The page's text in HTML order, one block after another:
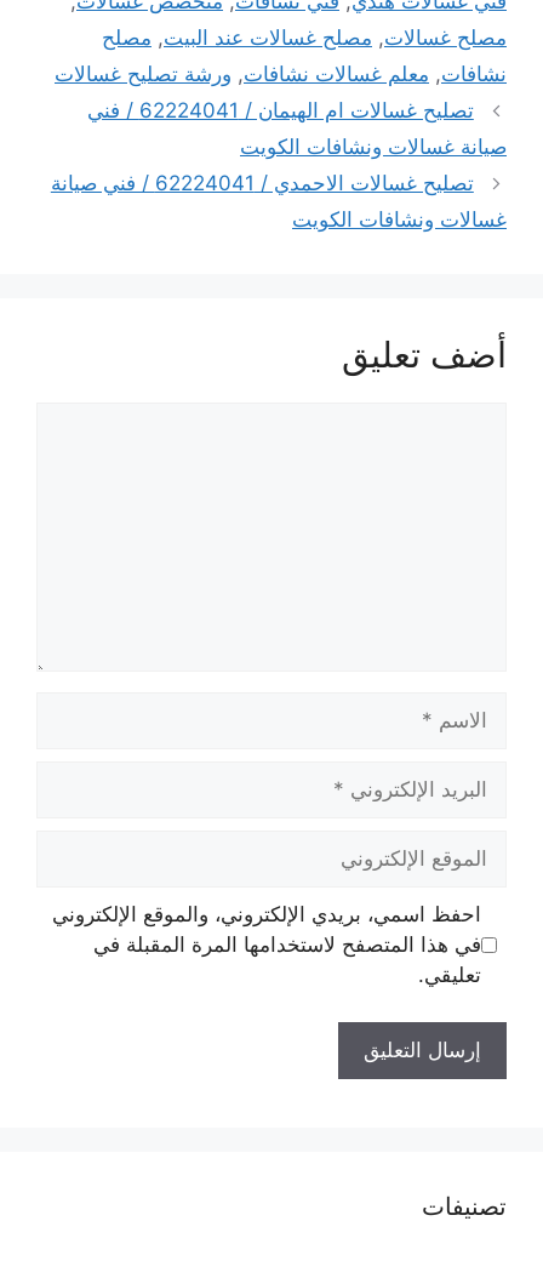
مصلح غسالات, مصلح غسالات عند البيت, مصلح
نشافات, معلم غسالات نشافات, ورشة تصليح غسالات
تصليح غسالات ام الهيمان / 62224041 / فني
صيانة غسالات ونشافات الكويت
تصليح غسالات الاحمدي / 62224041 / فني صيانة
غسالات ونشافات الكويت
أضف تعليق
الاسم
البريد
الإلكتروني
الموقع
الإلكتروني
احفظ اسمي، بريدي الإلكتروني، والموقع الإلكتروني
في هذا المتصفح لاستخدامها المرة المقبلة في
تعليقي.
تصنيفات